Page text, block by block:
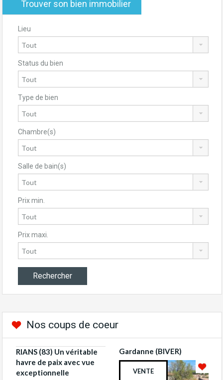
Trouver son bien immobilier
Lieu
Status du bien
Type de bien
Chambre(s)
Salle de bain(s)
Prix min.
Prix maxi.
Nos coups de coeur
RIANS (83) Un véritable
havre de paix avec vue
exceptionnelle
Gardanne (BIVER)
VENTE